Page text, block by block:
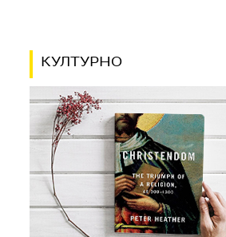
КУЛТУРНО